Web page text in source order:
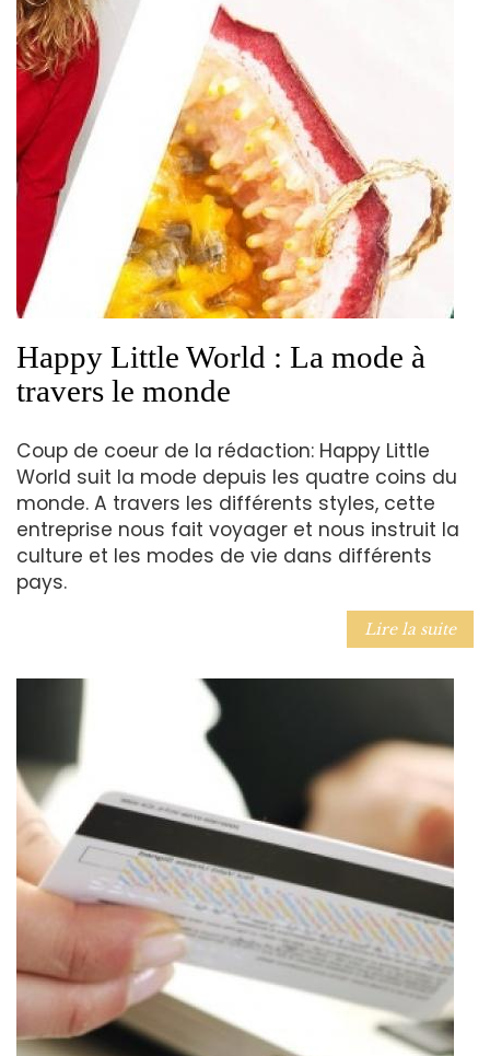
Happy Little World : La mode à
travers le monde
Coup de coeur de la rédaction: Happy Little
World suit la mode depuis les quatre coins du
monde. A travers les différents styles, cette
entreprise nous fait voyager et nous instruit la
culture et les modes de vie dans différents
pays.
Lire la suite